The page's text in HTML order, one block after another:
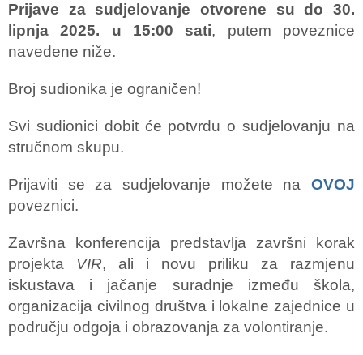
Prijave za sudjelovanje otvorene su do 30.
lipnja 2025. u 15:00 sati, putem poveznice
navedene niže.
Broj sudionika je ograničen!
Svi sudionici dobit će potvrdu o sudjelovanju na
stručnom skupu.
Prijaviti se za sudjelovanje možete na
OVOJ
poveznici.
Završna konferencija predstavlja završni korak
projekta VIR, ali i novu priliku za razmjenu
iskustava i jačanje suradnje između škola,
organizacija civilnog društva i lokalne zajednice u
području odgoja i obrazovanja za volontiranje.